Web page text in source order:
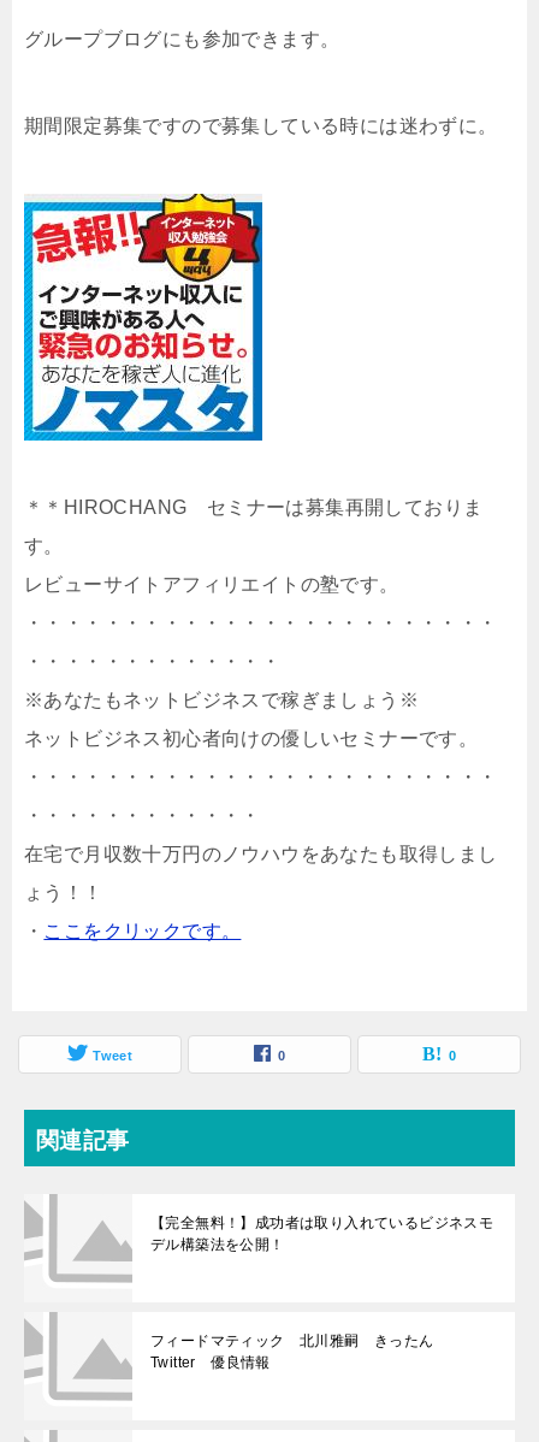
グループブログにも参加できます。
期間限定募集ですので募集している時には迷わずに。
＊＊HIROCHANG セミナーは募集再開しておりま
す。
レビューサイトアフィリエイトの塾です。
・・・・・・・・・・・・・・・・・・・・・・・・
・・・・・・・・・・・・・
※あなたもネットビジネスで稼ぎましょう※
ネットビジネス初心者向けの優しいセミナーです。
・・・・・・・・・・・・・・・・・・・・・・・・
・・・・・・・・・・・・
在宅で月収数十万円のノウハウをあなたも取得しまし
ょう！！
・ ここをクリックです。
Tweet 0 0
関連記事
【完全無料！】成功者は取り入れているビジネスモ
デル構築法を公開！
フィードマティック 北川雅嗣 きったん
Twitter 優良情報